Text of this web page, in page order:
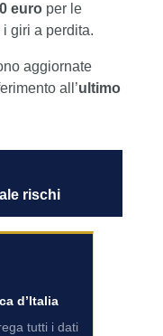
europer le
giri a perdita.
aggiornate
all’ultimo
rischi
d’Italia
tutti i dati